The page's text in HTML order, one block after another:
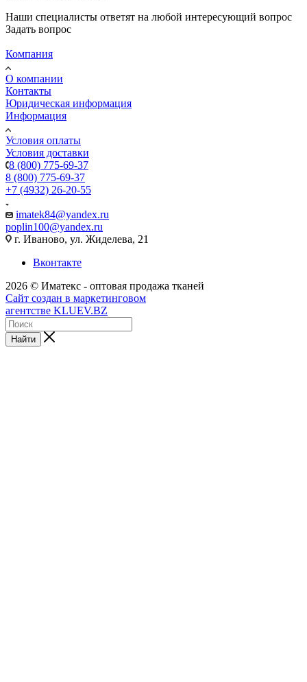
Наши специалисты ответят на любой интересующий вопрос
Задать вопрос
Компания
О компании
Контакты
Юридическая информация
Информация
Условия оплаты
Условия доставки
8 (800) 775-69-37
8 (800) 775-69-37
+7 (4932) 26-20-55
imatek84@yandex.ru
poplin100@yandex.ru
г. Иваново, ул. Жиделева, 21
Вконтакте
2026 © Иматекс - оптовая продажа тканей
Сайт создан в маркетинговом
агентстве KLUEV.BZ
Найти